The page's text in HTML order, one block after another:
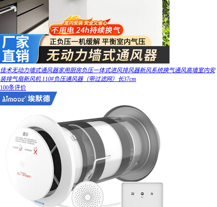
佳术无动力墙式通风器家用厨房负压一体式进风排风器新风系统换气通风高墙室内安
装排气扇新风机 110#负压通风器（带过滤网）长37cm
100条评价